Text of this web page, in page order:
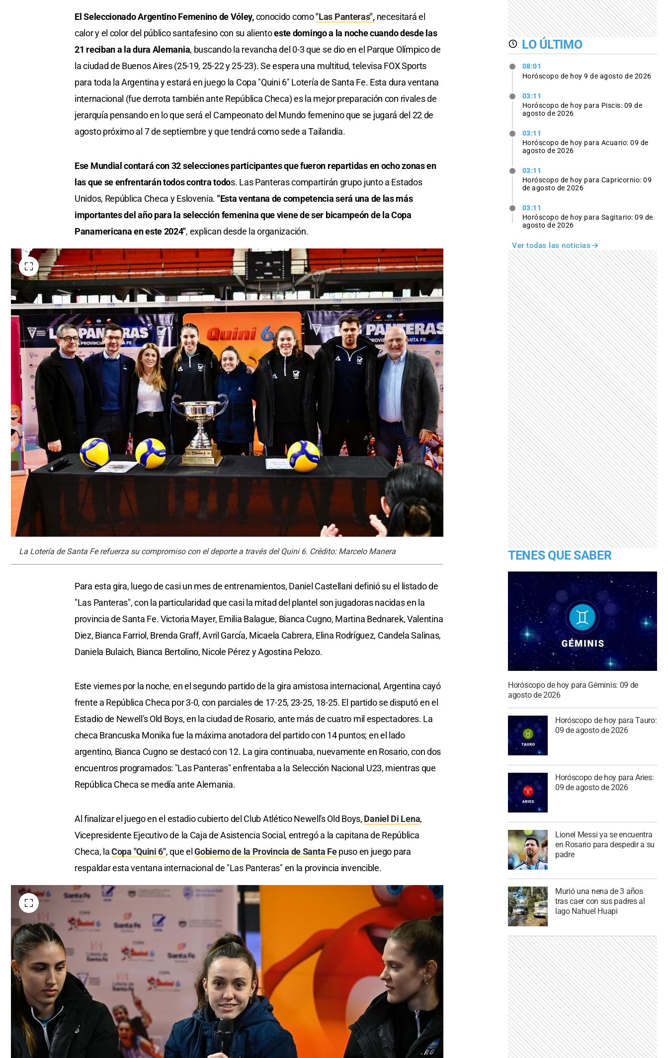
El Seleccionado Argentino Femenino de Vóley,conocido como"Las Panteras",necesitará el
calor y el color del público santafesino con su alientoeste domingo a la noche cuando desde las
21 reciban a la dura Alemania, buscando la revancha del 0-3 que se dio en el Parque Olímpico de
la ciudad de Buenos Aires (25-19, 25-22 y 25-23). Se espera una multitud, televisa FOX Sports
para toda la Argentina y estará en juego la Copa "Quini 6" Lotería de Santa Fe. Esta dura ventana
internacional (fue derrota también ante República Checa) es la mejor preparación con rivales de
jerarquía pensando en lo que será el Campeonato del Mundo femenino que se jugará del 22 de
agosto próximo al 7 de septiembre y que tendrá como sede a Tailandia.
Ese Mundial contará con 32 selecciones participantes que fueron repartidas en ocho zonas en
las que se enfrentarán todos contra todos. Las Panteras compartirán grupo junto a Estados
Unidos, República Checa y Eslovenia. "Esta ventana de competencia será una de las más
importantes del año para la selección femenina que viene de ser bicampeón de la Copa
Panamericana en este 2024", explican desde la organización.
La Lotería de Santa Fe refuerza su compromiso con el deporte a través del Quini 6. Crédito: Marcelo Manera
Para esta gira, luego de casi un mes de entrenamientos, Daniel Castellani definió su el listado de
"Las Panteras", con la particularidad que casi la mitad del plantel son jugadoras nacidas en la
provincia de Santa Fe. Victoria Mayer, Emilia Balague, Bianca Cugno, Martina Bednarek, Valentina
Diez, Bianca Farriol, Brenda Graff, Avril García, Micaela Cabrera, Elina Rodríguez, Candela Salinas,
Daniela Bulaich, Bianca Bertolino, Nicole Pérez y Agostina Pelozo.
Este viernes por la noche, en el segundo partido de la gira amistosa internacional, Argentina cayó
frente a República Checa por 3-0, con parciales de 17-25, 23-25, 18-25. El partido se disputó en el
Estadio de Newell's Old Boys, en la ciudad de Rosario, ante más de cuatro mil espectadores. La
checa Brancuska Monika fue la máxima anotadora del partido con 14 puntos; en el lado
argentino, Bianca Cugno se destacó con 12. La gira continuaba, nuevamente en Rosario, con dos
encuentros programados: "Las Panteras" enfrentaba a la Selección Nacional U23, mientras que
República Checa se medía ante Alemania.
Al finalizar el juego en el estadio cubierto del Club Atlético Newell's Old Boys, Daniel Di Lena,
Vicepresidente Ejecutivo de la Caja de Asistencia Social, entregó a la capitana de República
Checa, laCopa "Quini 6", que elGobierno de la Provincia de Santa Fepuso en juego para
respaldar esta ventana internacional de "Las Panteras" en la provincia invencible.
LO ÚLTIMO
08:01
Horóscopo de hoy 9 de agosto de 2026
03:11
Horóscopo de hoy para Piscis: 09 de
agosto de 2026
03:11
Horóscopo de hoy para Acuario: 09 de
agosto de 2026
03:11
Horóscopo de hoy para Capricornio: 09
de agosto de 2026
03:11
Horóscopo de hoy para Sagitario: 09 de
agosto de 2026
Ver todas las noticias
TENES QUE SABER
Horóscopo de hoy para Géminis: 09 de
agosto de 2026
Horóscopo de hoy para Tauro:
09 de agosto de 2026
Horóscopo de hoy para Aries:
09 de agosto de 2026
Lionel Messi ya se encuentra
en Rosario para despedir a su
padre
Murió una nena de 3 años
tras caer con sus padres al
lago Nahuel Huapi